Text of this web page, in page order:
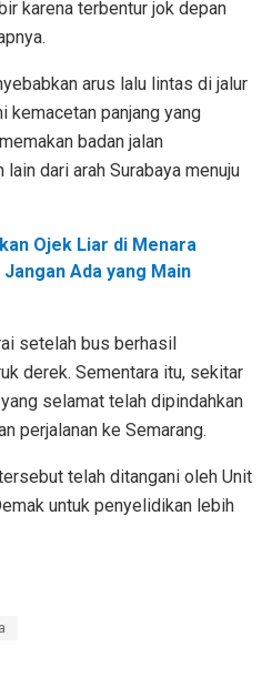
karena terbentur jok depan
arus lalu lintas di jalur
kemacetan panjang yang
badan jalan
dari arah Surabaya menuju
Ojek Liar di Menara
Ada yang Main
setelah bus berhasil
derek. Sementara itu, sekitar
selamat telah dipindahkan
perjalanan ke Semarang.
telah ditangani oleh Unit
untuk penyelidikan lebih